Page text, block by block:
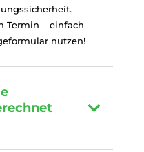
Termin – einfach
nutzen!